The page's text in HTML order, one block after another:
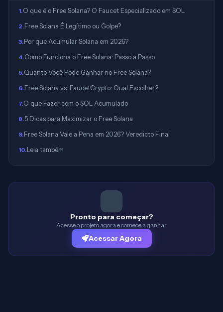
1.O que é o Free Solana? O Faucet Especializado em SOL
2.Free Solana É Legítimo ou Golpe?
3.Por que Acumular Solana em 2026?
4.Como Funciona o Free Solana: Passo a Passo
5.Quanto Você Pode Ganhar no Free Solana?
6.Free Solana vs. FaucetCrypto: Qual Escolher?
7.O que Fazer com o SOL Acumulado
8.5 Dicas para Maximizar o Free Solana
9.Free Solana Vale a Pena em 2026? Veredicto Final
10.Leia também
Pronto para começar?
Acesse o projeto agora e comece a ganhar
Acessar Agora